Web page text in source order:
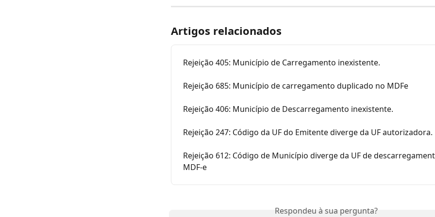
Artigos relacionados
Rejeição 405: Município de Carregamento inexistente.
Rejeição 685: Município de carregamento duplicado no MDFe
Rejeição 406: Município de Descarregamento inexistente.
Rejeição 247: Código da UF do Emitente diverge da UF autorizadora.
Rejeição 612: Código de Município diverge da UF de
MDF-e
Respondeu à sua pergunta?